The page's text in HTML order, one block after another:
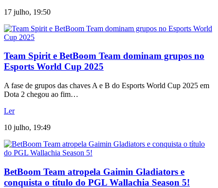
17 julho, 19:50
Team Spirit e BetBoom Team dominam grupos no
Esports World Cup 2025
A fase de grupos das chaves A e B do Esports World Cup 2025 em
Dota 2 chegou ao fim…
Ler
10 julho, 19:49
BetBoom Team atropela Gaimin Gladiators e
conquista o título do PGL Wallachia Season 5!